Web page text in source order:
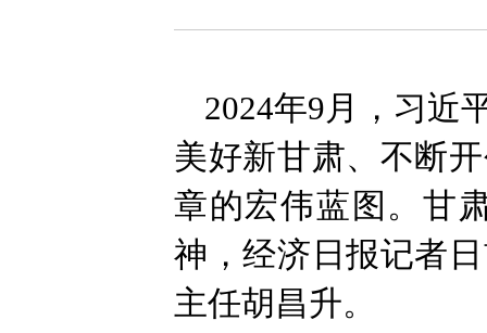
2024年9月，习近
美好新甘肃、不断
章的宏伟蓝图。甘
神，经济日报记者
主任胡昌升。